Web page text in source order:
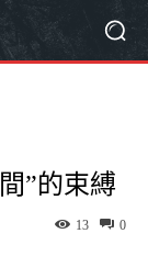
”的束縛
0
13